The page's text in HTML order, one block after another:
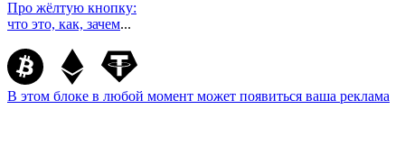
Про жёлтую кнопку:
что это, как, зачем...
В этом блоке в любой момент может появиться ваша реклама